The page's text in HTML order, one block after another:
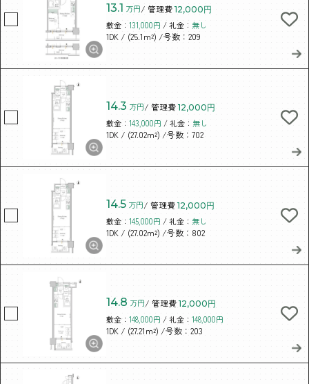
13.1 万円/ 管理費 12,000円
敷金：131,000円 / 礼金： 無し
1DK / (25.1m²) /号数：209
14.3 万円/ 管理費 12,000円
敷金：143,000円 / 礼金： 無し
1DK / (27.02m²) /号数：702
14.5 万円/ 管理費 12,000円
敷金：145,000円 / 礼金： 無し
1DK / (27.02m²) /号数：802
14.8 万円/ 管理費 12,000円
敷金：148,000円 / 礼金：148,000円
1DK / (27.21m²) /号数：203